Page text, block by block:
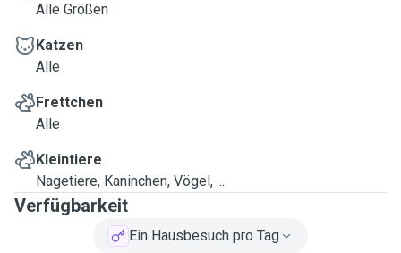
Alle Größen
Katzen
Alle
Frettchen
Alle
Kleintiere
Nagetiere, Kaninchen, Vögel, ...
Verfügbarkeit
Ein Hausbesuch pro Tag